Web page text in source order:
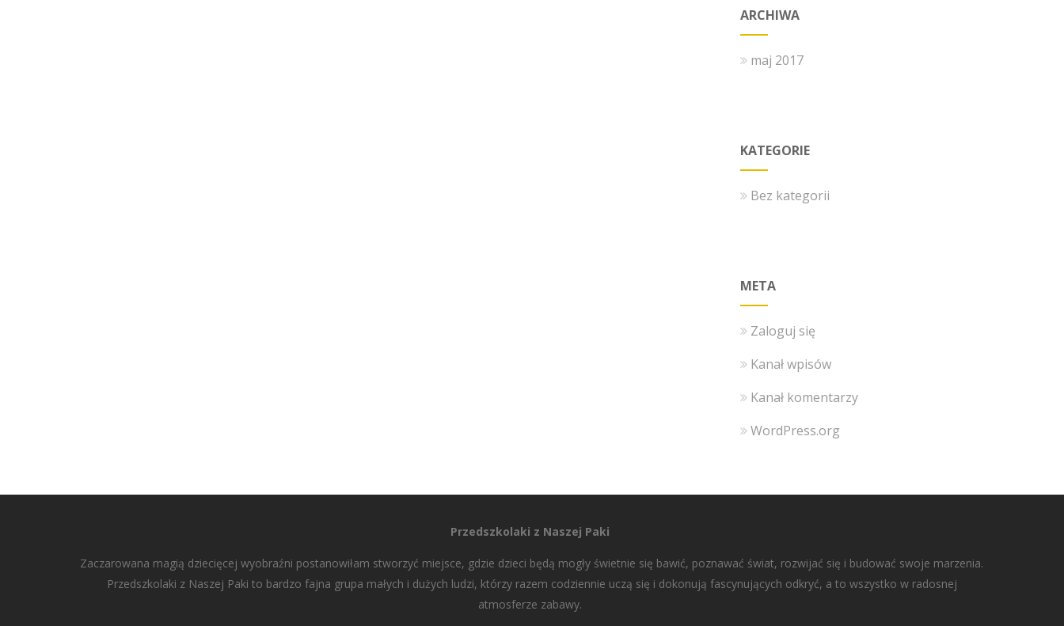
ARCHIWA
maj 2017
KATEGORIE
Bez kategorii
META
Zaloguj się
Kanał wpisów
Kanał komentarzy
WordPress.org
Przedszkolaki z Naszej Paki
Zaczarowana magią dziecięcej wyobraźni postanowiłam stworzyć miejsce, gdzie dzieci będą mogły świetnie się bawić, poznawać świat, rozwijać się i budować swoje marzenia.
Przedszkolaki z Naszej Paki to bardzo fajna grupa małych i dużych ludzi, którzy razem codziennie uczą się i dokonują fascynujących odkryć, a to wszystko w radosnej
atmosferze zabawy.